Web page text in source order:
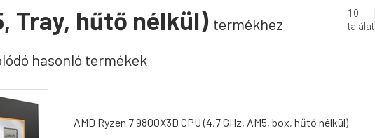
Tray, hűtő nélkül) termékhez
hasonló termékek
10
találat
AMD Ryzen 7 9800X3D CPU (4,7 GHz, AM5, box, hűtő nélkül)